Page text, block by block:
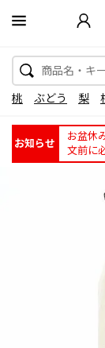
桃 ぶどう 梨
お知らせ
お盆休
文前に